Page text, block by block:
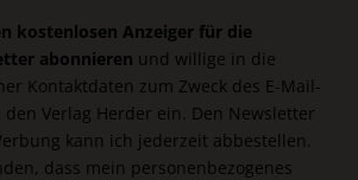
kostenlosen Anzeiger für die
abonnieren und willige in die
Kontaktdaten zum Zweck des E-Mail-
Verlag Herder ein. Den Newsletter
kann ich jederzeit abbestellen.
dass mein personenbezogenes